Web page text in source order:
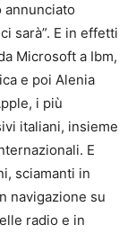
annunciato
sarà”. E in effetti
Microsoft a Ibm,
e poi Alenia
i più
italiani, insieme
E
sciamanti in
navigazione su
radio e in